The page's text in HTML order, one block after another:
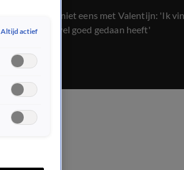
Johan is het niet eens met Valentijn: 'Ik
Keijzer dat wel goed gedaan heeft'
Altijd actief